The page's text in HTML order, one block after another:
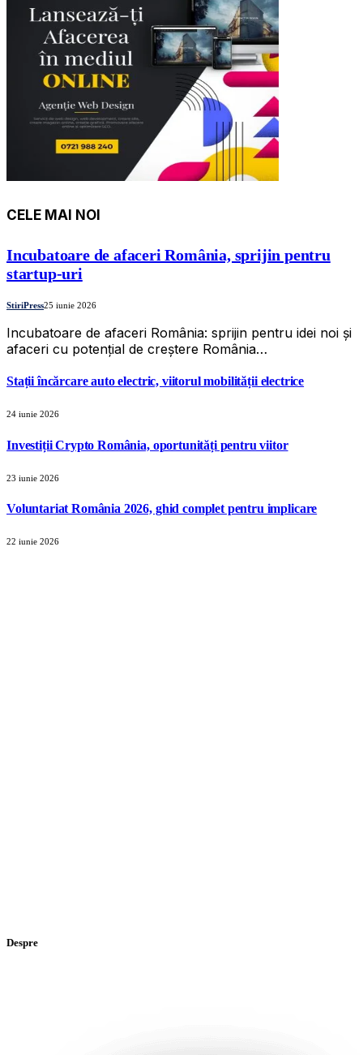
CELE MAI NOI
Incubatoare de afaceri România, sprijin pentru
startup-uri
StiriPress25 iunie 2026
Incubatoare de afaceri România: sprijin pentru idei noi și
afaceri cu potențial de creștere România…
Stații încărcare auto electric, viitorul mobilității electrice
24 iunie 2026
Investiții Crypto România, oportunități pentru viitor
23 iunie 2026
Voluntariat România 2026, ghid complet pentru implicare
22 iunie 2026
Despre